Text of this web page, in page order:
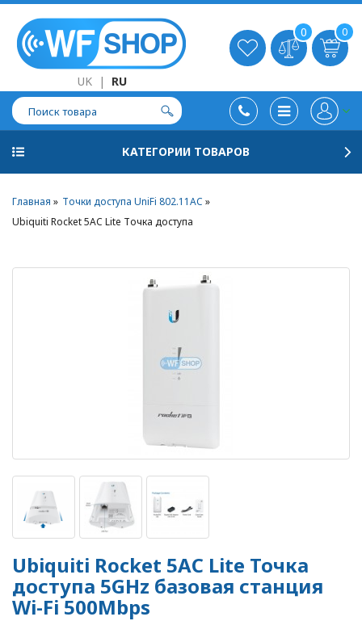
UK | RU
0 0
КАТЕГОРИИ ТОВАРОВ
Главная
Точки доступа UniFi 802.11AC
Ubiquiti Rocket 5AC Lite Точка доступа
Ubiquiti Rocket 5AC Lite Точка
доступа 5GHz базовая станция
Wi-Fi 500Mbps